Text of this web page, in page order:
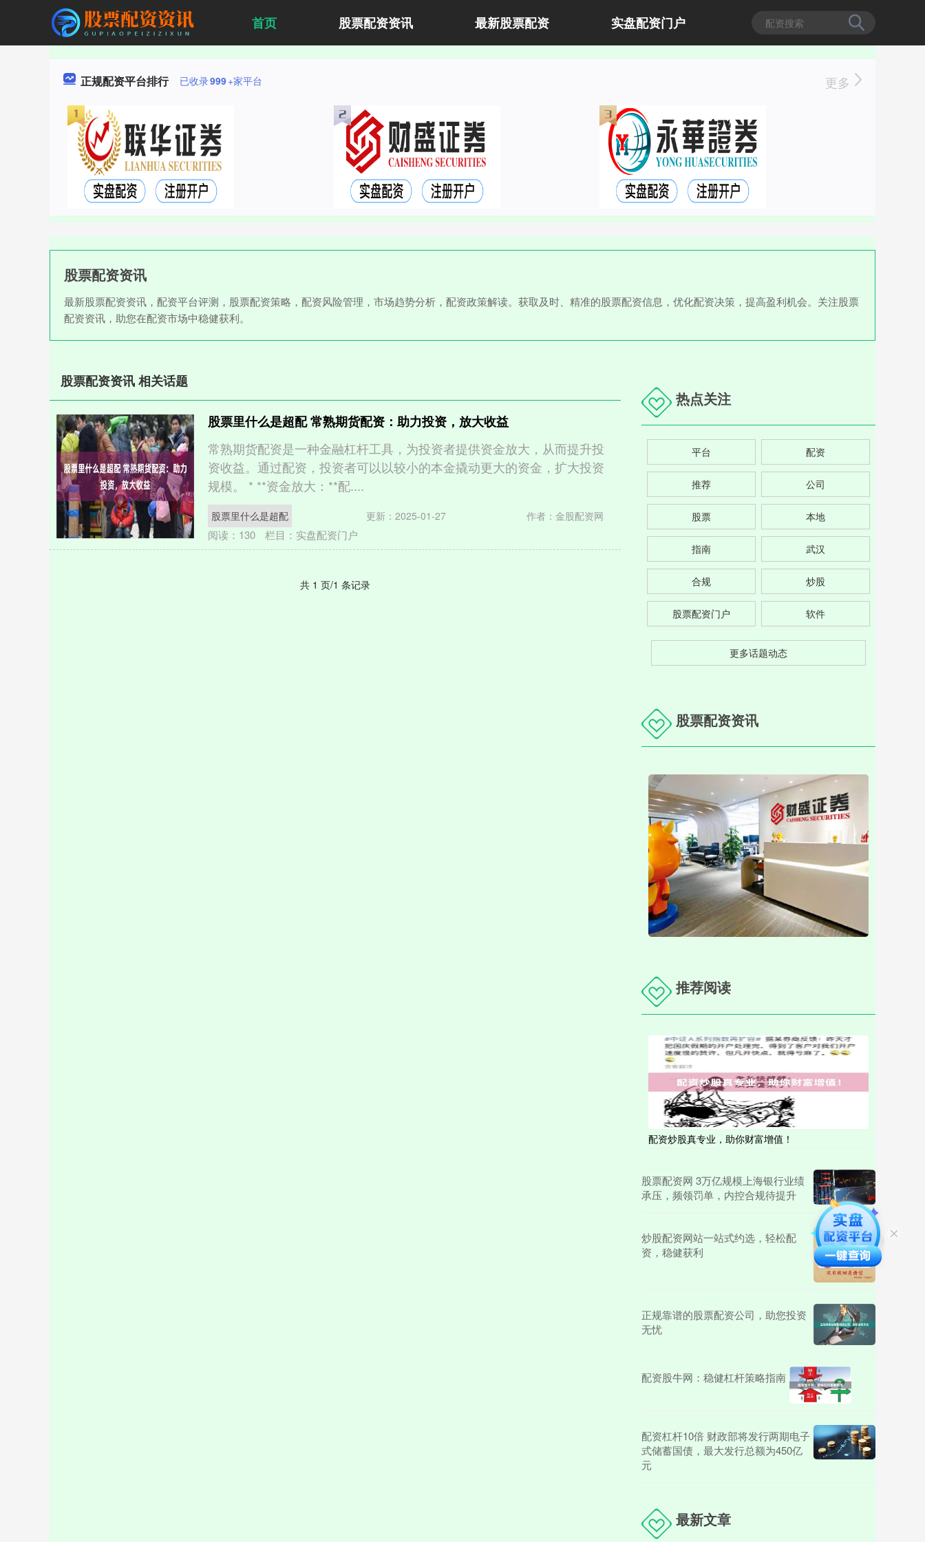
首页 股票配资资讯 最新股票配资 实盘配资门户
正规配资平台排行 已收录999+家平台 更多
股票配资资讯
最新股票配资资讯，配资平台评测，股票配资策略，配资风险管理，市场趋势分析，配资政策解读。获取及时、精准的股票配资信息，优化配资决策，提高盈利机会。关注股票
配资资讯，助您在配资市场中稳健获利。
股票配资资讯 相关话题
股票里什么是超配 常熟期货配资：助力投资，放大收益
常熟期货配资是一种金融杠杆工具，为投资者提供资金放大，从而提升投
资收益。通过配资，投资者可以以较小的本金撬动更大的资金，扩大投资
规模。 * **资金放大：**配....
股票里什么是超配 更新：2025-01-27 作者：金股配资网
阅读： 130 栏目： 实盘配资门户
共 1 页/1 条记录
热点关注
平台 配资
推荐 公司
股票 本地
指南 武汉
合规 炒股
股票配资门户 软件
更多话题动态
股票配资资讯
推荐阅读
配资炒股真专业，助你财富增值！
股票配资网 3万亿规模上海银行业绩
承压，频领罚单，内控合规待提升
炒股配资网站一站式约选，轻松配
资，稳健获利
正规靠谱的股票配资公司，助您投资
无忧
配资股牛网：稳健杠杆策略指南
配资杠杆10倍 财政部将发行两期电子
式储蓄国债，最大发行总额为450亿
元
最新文章